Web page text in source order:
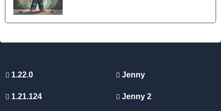
1.22.0
1.21.124
Jenny
Jenny 2